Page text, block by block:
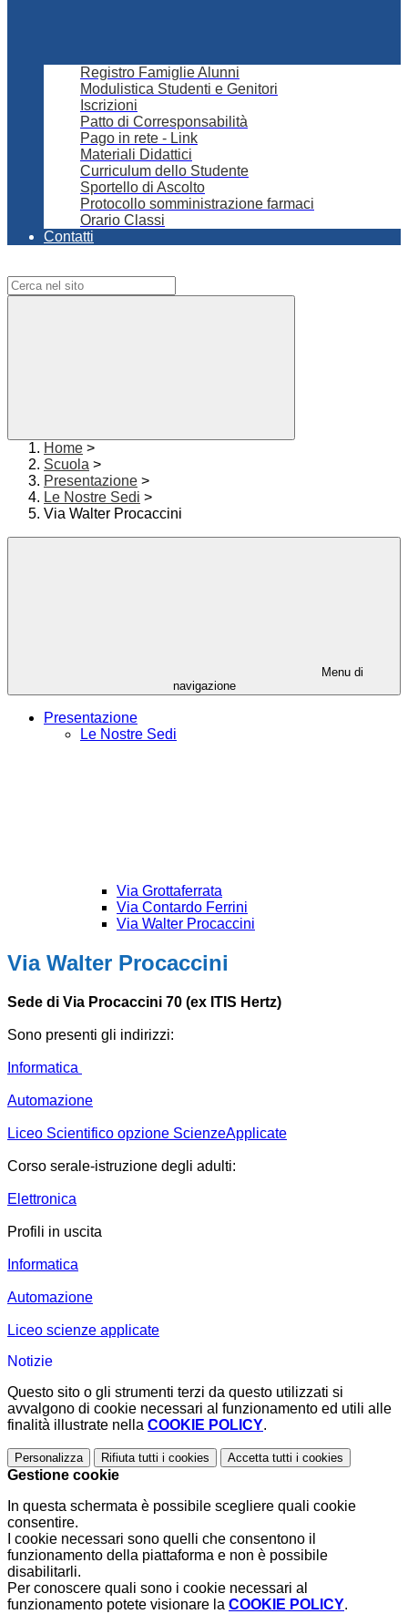
Registro Famiglie Alunni
Modulistica Studenti e Genitori
Iscrizioni
Patto di Corresponsabilità
Pago in rete - Link
Materiali Didattici
Curriculum dello Studente
Sportello di Ascolto
Protocollo somministrazione farmaci
Orario Classi
Contatti
Home >
Scuola >
Presentazione >
Le Nostre Sedi >
Via Walter Procaccini
Menu di
navigazione
Presentazione
Le Nostre Sedi
Via Grottaferrata
Via Contardo Ferrini
Via Walter Procaccini
Via Walter Procaccini
Sede di Via Procaccini 70 (ex ITIS Hertz)
Sono presenti gli indirizzi:
Informatica
Automazione
Liceo Scientifico opzione ScienzeApplicate
Corso serale-istruzione degli adulti:
Elettronica
Profili in uscita
Informatica
Automazione
Liceo scienze applicate
Notizie
Questo sito o gli strumenti terzi da questo utilizzati si
avvalgono di cookie necessari al funzionamento ed utili alle
finalità illustrate nella COOKIE POLICY.
Personalizza Rifiuta tutti i cookies Accetta tutti i cookies
Gestione cookie
In questa schermata è possibile scegliere quali cookie
consentire.
I cookie necessari sono quelli che consentono il
funzionamento della piattaforma e non è possibile
disabilitarli.
Per conoscere quali sono i cookie necessari al
funzionamento potete visionare la COOKIE POLICY.